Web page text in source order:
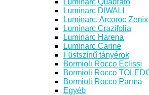
Luminarc DIWALI
Luminarc, Arcoroc Zenix
Luminarc Crazifolia
Luminarc Harena
Luminarc Carine
Füstszínű tányérok
Bormioli Rocco Eclissi
Bormioli Rocco
Bormioli Rocco Parma
Egyéb